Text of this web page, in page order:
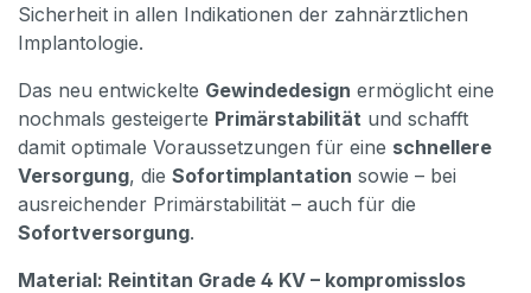
Sicherheit in allen Indikationen der zahnärztlichen
Implantologie.
Das neu entwickelte Gewindedesign ermöglicht eine
nochmals gesteigerte Primärstabilität und schafft
damit optimale Voraussetzungen für eine schnellere
Versorgung, die Sofortimplantation sowie – bei
ausreichender Primärstabilität – auch für die
Sofortversorgung.
Material: Reintitan Grade 4 KV – kompromisslos